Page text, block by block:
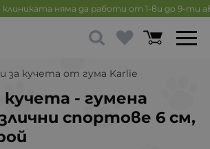
няма да работи от 1-ви до 9-ти
за кучета от гума Karlie
кучета - гумена
спортове 6 см,